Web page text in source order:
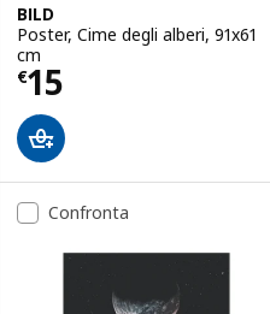
BILD
Poster, Cime degli alberi, 91x61
cm
€15
Prezzo € 15
Confronta